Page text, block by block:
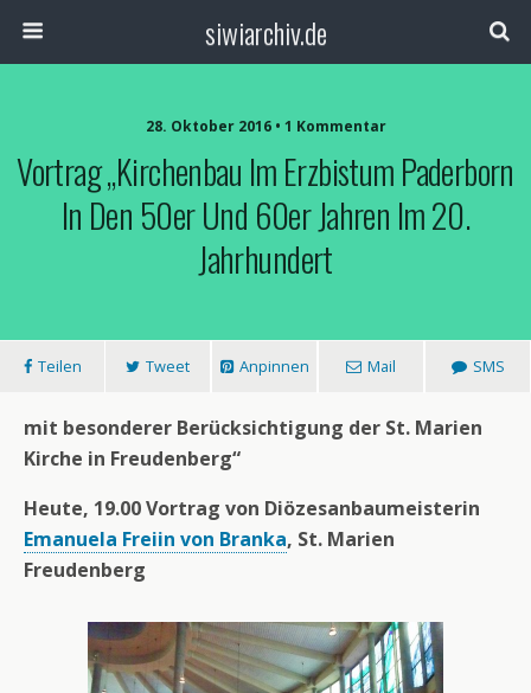
siwiarchiv.de
28. Oktober 2016 • 1 Kommentar
Vortrag „Kirchenbau Im Erzbistum Paderborn
In Den 50er Und 60er Jahren Im 20.
Jahrhundert
Teilen Tweet Anpinnen Mail SMS
mit besonderer Berücksichtigung der St. Marien
Kirche in Freudenberg“
Heute, 19.00 Vortrag von Diözesanbaumeisterin
Emanuela Freiin von Branka, St. Marien
Freudenberg